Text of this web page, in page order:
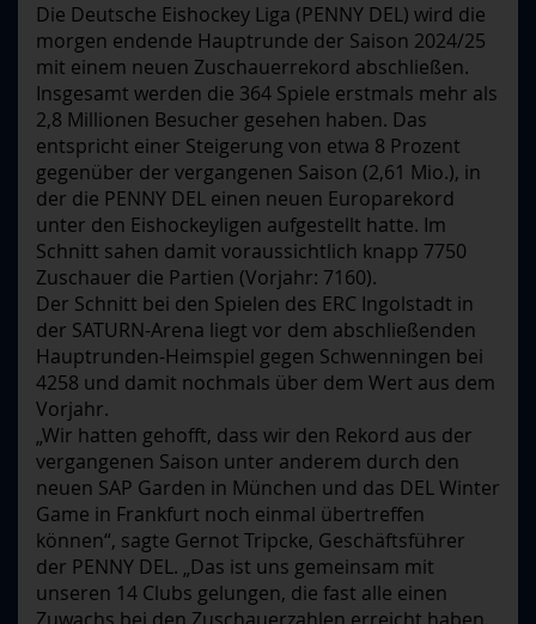
Die Deutsche Eishockey Liga (PENNY DEL) wird die
morgen endende Hauptrunde der Saison 2024/25
mit einem neuen Zuschauerrekord abschließen.
Insgesamt werden die 364 Spiele erstmals mehr als
2,8 Millionen Besucher gesehen haben. Das
entspricht einer Steigerung von etwa 8 Prozent
gegenüber der vergangenen Saison (2,61 Mio.), in
der die PENNY DEL einen neuen Europarekord
unter den Eishockeyligen aufgestellt hatte. Im
Schnitt sahen damit voraussichtlich knapp 7750
Zuschauer die Partien (Vorjahr: 7160).
Der Schnitt bei den Spielen des ERC Ingolstadt in
der SATURN-Arena liegt vor dem abschließenden
Hauptrunden-Heimspiel gegen Schwenningen bei
4258 und damit nochmals über dem Wert aus dem
Vorjahr.
„Wir hatten gehofft, dass wir den Rekord aus der
vergangenen Saison unter anderem durch den
neuen SAP Garden in München und das DEL Winter
Game in Frankfurt noch einmal übertreffen
können“, sagte Gernot Tripcke, Geschäftsführer
der PENNY DEL. „Das ist uns gemeinsam mit
unseren 14 Clubs gelungen, die fast alle einen